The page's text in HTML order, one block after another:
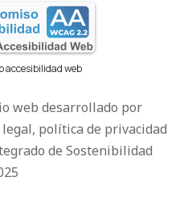
accesibilidad web
web desarrollado por
legal, política de privacidad
de Sostenibilidad